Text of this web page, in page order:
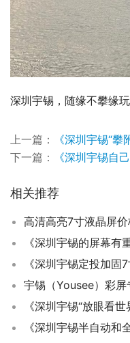
深圳宇锡，随缘不攀缘玩
上一篇：
《深圳宇锡“攀
下一篇：
《深圳宇锡自
相关推荐
高清高亮7寸液晶屏
《深圳宇锡的屏幕有
《深圳宇锡“放眼看